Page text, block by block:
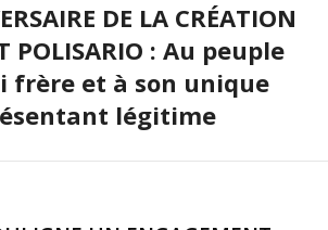
DE LA CRÉATION
POLISARIO : Au peuple
frère et à son unique
légitime